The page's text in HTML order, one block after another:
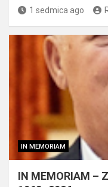
1 sedmica ago
IN MEMORIAM
IN MEMORIAM –